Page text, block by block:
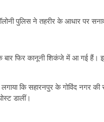
पुलिस ने तहरीर के आधार पर
एक बार फिर कानूनी शिकंजे में आ गई
कि सहारनपुर के गोविंद नगर
डालीं।